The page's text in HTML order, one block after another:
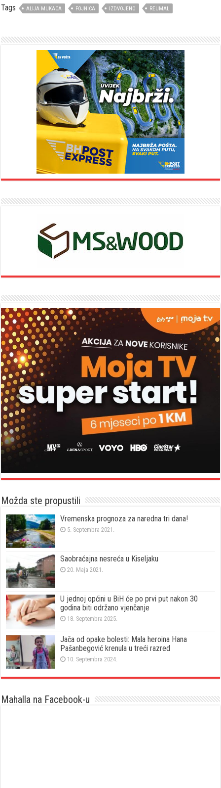
Tags ALIJA MUKACA FOJNICA IZDVOJENO REUMAL
Možda ste propustili
Vremenska prognoza za naredna tri dana!
5. Septembra 2021.
Saobraćajna nesreća u Kiseljaku
20. Maja 2021.
U jednoj općini u BiH će po prvi put nakon 30
godina biti održano vjenčanje
18. Septembra 2025.
Jača od opake bolesti: Mala heroina Hana
Pašanbegović krenula u treći razred
10. Septembra 2024.
Mahalla na Facebook-u